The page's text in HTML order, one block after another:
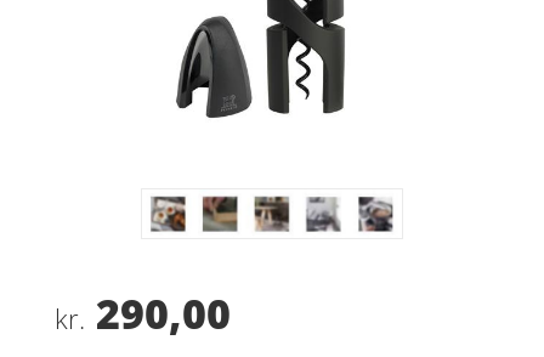
kr. 290,00